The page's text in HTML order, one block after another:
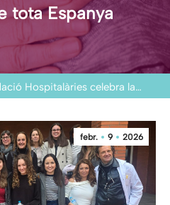
tota Espanya
Hospitalàries celebra la…
febr. 9 2026